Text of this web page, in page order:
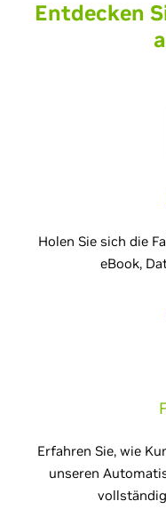
Entdecken
Holen Sie sich die
eBook,
Erfahren Sie, wie
unseren